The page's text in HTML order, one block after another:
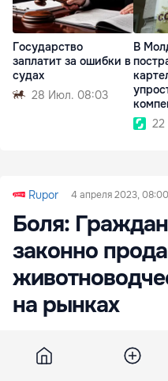
Государство
заплатит за ошибки в
судах
28 Июл. 08:03
В
Rupor 4 апреля 2023, 08:00
Боля:
законно
на рынках
мясо, молочные и